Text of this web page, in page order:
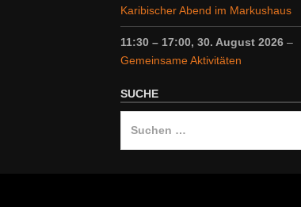
Karibischer Abend im Markushaus
11:30 – 17:00, 30. August 2026 –
Gemeinsame Aktivitäten
SUCHE